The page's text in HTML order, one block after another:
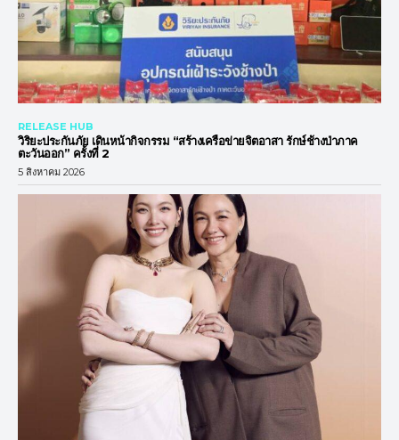
RELEASE HUB
วิริยะประกันภัย เดินหน้ากิจกรรม “สร้างเครือข่ายจิตอาสา รักษ์ช้างป่าภาค
ตะวันออก” ครั้งที่ 2
5 สิงหาคม 2026